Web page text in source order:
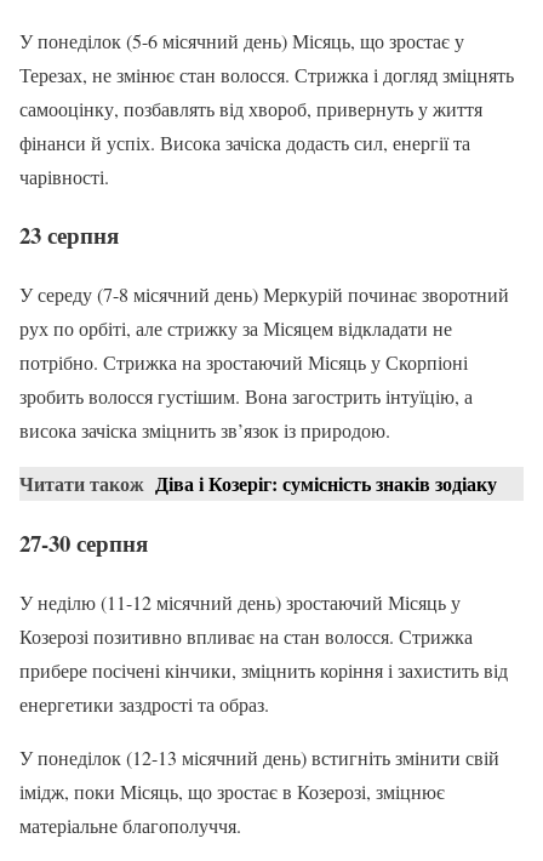
У понеділок (5-6 місячний день) Місяць, що зростає у
Терезах, не змінює стан волосся. Стрижка і догляд зміцнять
самооцінку, позбавлять від хвороб, привернуть у життя
фінанси й успіх. Висока зачіска додасть сил, енергії та
чарівності.
23 серпня
У середу (7-8 місячний день) Меркурій починає зворотний
рух по орбіті, але стрижку за Місяцем відкладати не
потрібно. Стрижка на зростаючий Місяць у Скорпіоні
зробить волосся густішим. Вона загострить інтуїцію, а
висока зачіска зміцнить зв’язок із природою.
Читати також Діва і Козеріг: сумісність знаків зодіаку
27-30 серпня
У неділю (11-12 місячний день) зростаючий Місяць у
Козерозі позитивно впливає на стан волосся. Стрижка
прибере посічені кінчики, зміцнить коріння і захистить від
енергетики заздрості та образ.
У понеділок (12-13 місячний день) встигніть змінити свій
імідж, поки Місяць, що зростає в Козерозі, зміцнює
матеріальне благополуччя.